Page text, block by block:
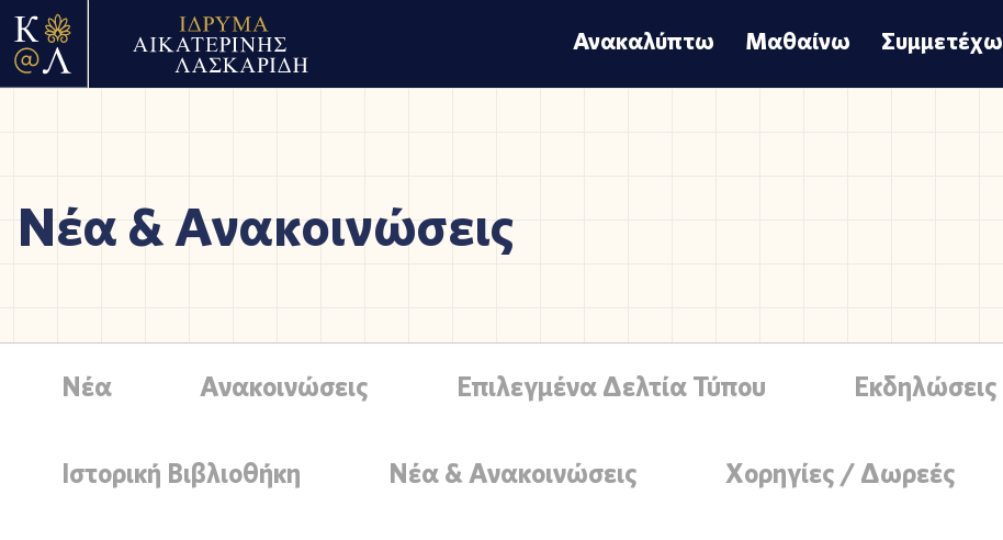
Ανακαλύπτω Μαθαίνω Συμμετέχω
Νέα & Ανακοινώσεις
Νέα Ανακοινώσεις Επιλεγμένα Δελτία Τύπου Εκδηλώσεις
Ιστορική Βιβλιοθήκη Νέα & Ανακοινώσεις Χορηγίες / Δωρεές